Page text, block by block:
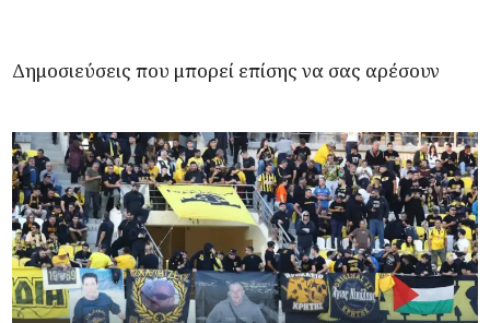
Δημοσιεύσεις που μπορεί επίσης να σας αρέσουν